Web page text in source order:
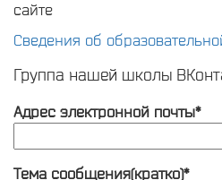
сайте
Сведения об
Группа нашей школы
Адрес электронной почты*
Тема сообщения(кратко)*